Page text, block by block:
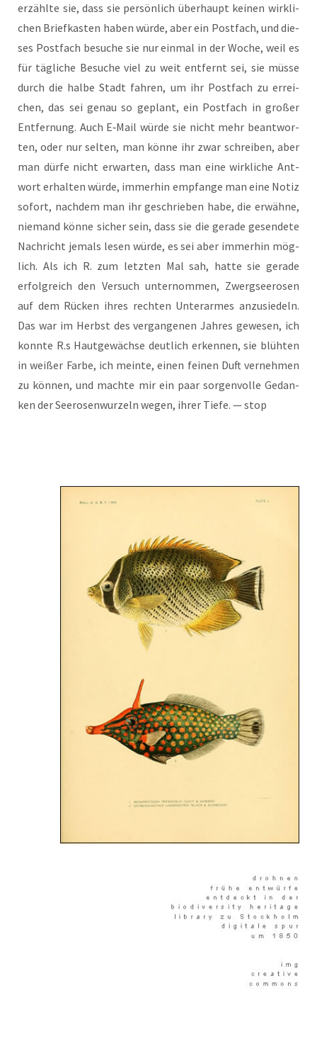
erzähl­te sie, dass sie per­sön­lich über­haupt kei­nen wirk­li­
chen Brief­kas­ten haben wür­de, aber ein Post­fach, und die­
ses Post­fach besu­che sie nur ein­mal in der Woche, weil es
für täg­li­che Besu­che viel zu weit ent­fernt sei, sie müs­se
durch die hal­be Stadt fah­ren, um ihr Post­fach zu errei­
chen, das sei genau so geplant, ein Post­fach in gro­ßer
Ent­fer­nung. Auch E‑Mail wür­de sie nicht mehr beant­wor­
ten, oder nur sel­ten, man kön­ne ihr zwar schrei­ben, aber
man dür­fe nicht erwar­ten, dass man eine wirk­li­che Ant­
wort erhal­ten wür­de, immer­hin emp­fan­ge man eine Notiz
sofort, nach­dem man ihr geschrie­ben habe, die erwäh­ne,
nie­mand kön­ne sicher sein, dass sie die gera­de gesen­de­te
Nach­richt jemals lesen wür­de, es sei aber immer­hin mög­
lich. Als ich R. zum letz­ten Mal sah, hat­te sie gera­de
erfolg­reich den Ver­such unter­nom­men, Zwerg­see­ro­sen
auf dem Rücken ihres rech­ten Unter­ar­mes anzu­sie­deln.
Das war im Herbst des ver­gan­ge­nen Jah­res gewe­sen, ich
konn­te R.s Haut­ge­wäch­se deut­lich erken­nen, sie blüh­ten
in wei­ßer Far­be, ich mein­te, einen fei­nen Duft ver­neh­men
zu kön­nen, und mach­te mir ein paar sor­gen­vol­le Gedan­
ken der See­ro­sen­wur­zeln wegen, ihrer Tie­fe. — stop